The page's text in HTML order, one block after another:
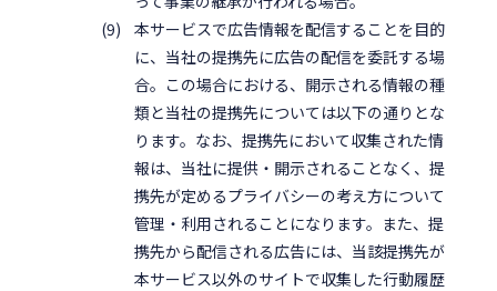
本サービスで広告情報を配信することを目的
に、当社の提携先に広告の配信を委託する場
合。この場合における、開示される情報の種
類と当社の提携先については以下の通りとな
ります。なお、提携先において収集された情
報は、当社に提供・開示されることなく、提
携先が定めるプライバシーの考え方について
管理・利用されることになります。また、提
携先から配信される広告には、当該提携先が
本サービス以外のサイトで収集した行動履歴